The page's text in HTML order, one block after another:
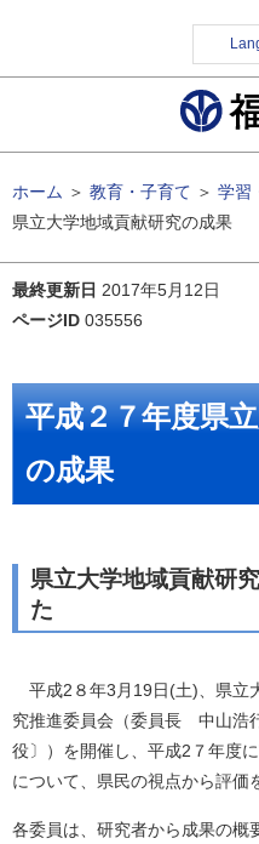
ホーム ＞ 教育・子育て ＞ 学習
県立大学地域貢献研究の成果
最終更新日 2017年5月12日
ページID 035556
平成２７年度県
の成果
県立大学地域貢献研
た
平成2８年3月19日(土)、県立
究推進委員会（委員長 中山浩
役〕）を開催し、平成2７年度
について、県民の視点から評価
各委員は、研究者から成果の概